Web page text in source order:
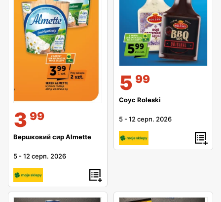
3 99
Вершковий сир Almette
5 -12 серп. 2026
5 99
Соус Roleski
5 -12 серп. 2026